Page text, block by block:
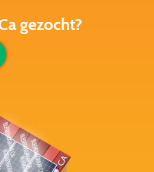
gezocht?